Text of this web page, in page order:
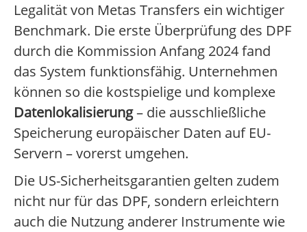
Legalität von Metas Transfers ein wichtiger
Benchmark. Die erste Überprüfung des DPF
durch die Kommission Anfang 2024 fand
das System funktionsfähig. Unternehmen
können so die kostspielige und komplexe
Datenlokalisierung– die ausschließliche
Speicherung europäischer Daten auf EU-
Servern – vorerst umgehen.
Die US-Sicherheitsgarantien gelten zudem
nicht nur für das DPF, sondern erleichtern
auch die Nutzung anderer Instrumente wie